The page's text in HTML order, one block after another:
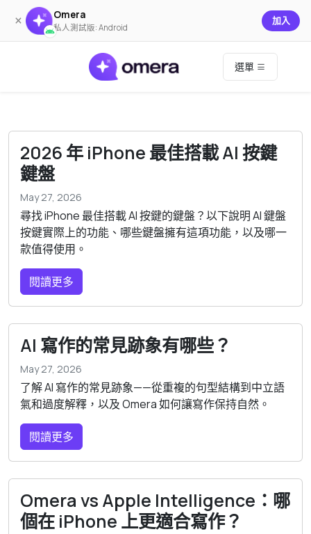
× Omera
私人測試版: Android
加入
選單
2026 年 iPhone 最佳搭載 AI 按鍵
鍵盤
May 27, 2026
尋找 iPhone 最佳搭載 AI 按鍵的鍵盤？以下說明 AI 鍵盤
按鍵實際上的功能、哪些鍵盤擁有這項功能，以及哪一
款值得使用。
閱讀更多
AI 寫作的常見跡象有哪些？
May 27, 2026
了解 AI 寫作的常見跡象——從重複的句型結構到中立語
氣和過度解釋，以及 Omera 如何讓寫作保持自然。
閱讀更多
Omera vs Apple Intelligence：哪
個在 iPhone 上更適合寫作？